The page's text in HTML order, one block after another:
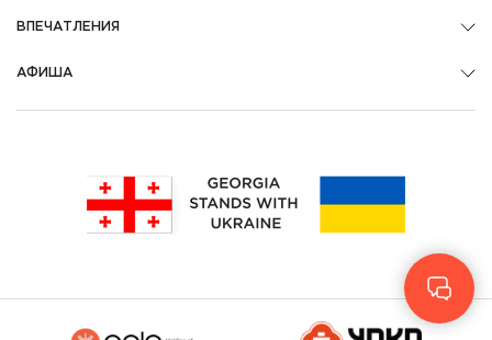
ВПЕЧАТЛЕНИЯ
АФИША